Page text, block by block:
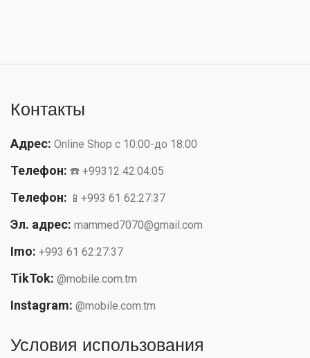
Контакты
Адрес: Online Shop с 10:00-до 18:00
Телефон: ☎️ +99312 42:04:05
Телефон: 📱+993 61 62:27:37
Эл. адрес: mammed7070@gmail.com
Imo: +993 61 62:27:37
TikTok: @mobile.com.tm
Instagram: @mobile.com.tm
Условия использования